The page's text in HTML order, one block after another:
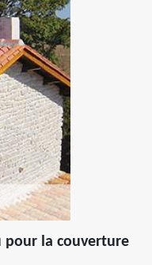
pour la couverture